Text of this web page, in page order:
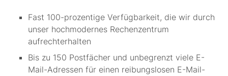
Fast 100-prozentige Verfügbarkeit, die wir durch
unser hochmodernes Rechenzentrum
aufrechterhalten
Bis zu 150 Postfächer und unbegrenzt viele E-
Mail-Adressen für einen reibungslosen E-Mail-